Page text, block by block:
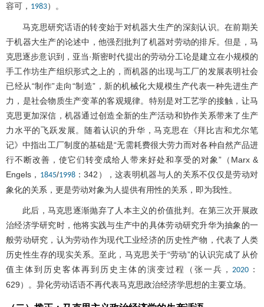
容可， 1983）。
马克思研究话语的转变始于对机器大生产的深刻认识。在前期关
于机器大生产的论述中，他强烈批判了机器对劳动的排斥。但是，马
克思逐步意识到，亚当·斯密时代提出的劳动分工论是建立在小规模的
手工作坊生产组织形式之上的，而机器的出现与工厂的发展表明社会
已经从“制作”走向“制造”，新的机械化大规模生产代表一种先进生产
力，是社会物质生产变革的客观规律。特别是对工艺学的接触，让马
克思更加深信，机器通过创造全新的生产活动和协作关系带来了生产
力水平的飞跃发展。随着认识的升华，马克思在《拜比吉和尤尔笔
记》中指出工厂制度的基础是“无需耗费很大劳力而对各种自然产品进
行不断改善，使它们转变成给人带来好处和享受的对象”（Marx &
Engels， 1845/1998：342），这表明机器与人的关系不仅仅是劳动对
象化的关系，更是劳动对象为人提供有用性的关系，即为我性。
此后，马克思逐渐抛弃了人本主义的价值批判。在第三次开展政
治经济学研究时，他将实践与生产中的具体劳动研究升华为抽象的一
般劳动研究，认为劳动作为现代工业经济的历史性产物，代表了人类
历史性生存的现实关系。至此，马克思关于“劳动”的认识完成了从价
值主体到历史客体再到历史主体的演变过程（张一兵， 2020 ：
629）。异化劳动话语不再代表马克思政治经济学思想的主要立场。